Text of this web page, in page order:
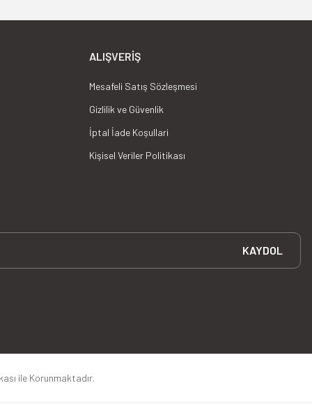
ALIŞVERIŞ
Mesafeli Satış Sözleşmesi
Gizlilik ve Güvenlik
İptal İade Koşullari
Kişisel Veriler Politikası
KAYDOL
ile Korunmaktadır.